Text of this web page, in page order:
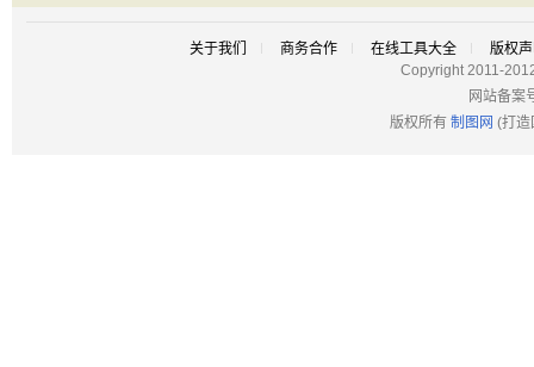
关于我们 商务合作 在线工具大全
版权
Copyright 2011-
网站备案
版权所有 制图网 (打造